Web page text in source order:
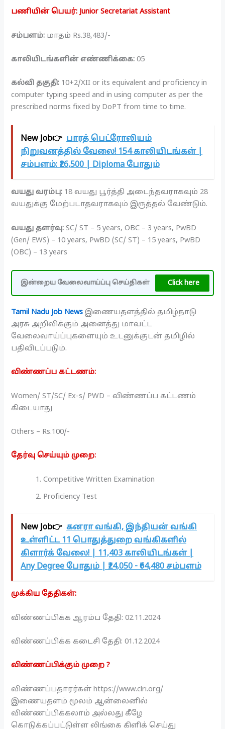
பணியின் பெயர்: Junior Secretariat Assistant
சம்பளம்: மாதம் Rs.38,483/-
காலியிடங்களின் எண்ணிக்கை: 05
கல்வி தகுதி: 10+2/XII or its equivalent and proficiency in
computer typing speed and in using computer as per the
prescribed norms fixed by DoPT from time to time.
New Job👉 பாரத் பெட்ரோலியம்
நிறுவனத்தில் வேலை! 154 காலியிடங்கள் |
சம்பளம்: ₹26,500 | Diploma போதும்
வயது வரம்பு: 18 வயது பூர்த்தி அடைந்தவராகவும் 28
வயதுக்கு மேற்படாதவராகவும் இருத்தல் வேண்டும்.
வயது தளர்வு:SC/ ST – 5 years, OBC – 3 years, PwBD
(Gen/ EWS) – 10 years, PwBD (SC/ ST) – 15 years, PwBD
(OBC) – 13 years
இன்றைய வேலைவாய்ப்பு செய்திகள் Click here
Tamil Nadu Job News இணையதளத்தில் தமிழ்நாடு
அரசு அறிவிக்கும் அனைத்து மாவட்ட
வேலைவாய்ப்புகளையும் உடனுக்குடன் தமிழில்
பதிவிடப்படும்.
விண்ணப்ப கட்டணம்:
Women/ ST/SC/ Ex-s/ PWD – விண்ணப்ப கட்டணம்
கிடையாது
Others – Rs.100/-
தேர்வு செய்யும் முறை:
Competitive Written Examination
Proficiency Test
New Job👉 கனரா வங்கி, இந்தியன் வங்கி
உள்ளிட்ட 11 பொதுத்துறை வங்கிகளில்
கிளார்க் வேலை! | 11,403 காலியிடங்கள் |
Any Degree போதும் | ₹24,050 - ₹64,480 சம்பளம்
முக்கிய தேதிகள்:
விண்ணப்பிக்க ஆரம்ப தேதி: 02.11.2024
விண்ணப்பிக்க கடைசி தேதி: 01.12.2024
விண்ணப்பிக்கும் முறை ?
விண்ணப்பதாரர்கள் https://www.clri.org/
இணையதளம் மூலம் ஆன்லைனில்
விண்ணப்பிக்கலாம் அல்லது கீழே
கொடுக்கப்பட்டுள்ள லிங்கை கிளிக் செய்து